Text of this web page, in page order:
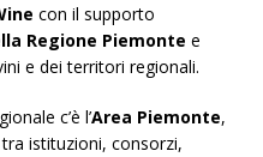
con il supporto
Regione Piemonte e
e dei territori regionali.
c’è l’Area Piemonte,
istituzioni, consorzi,